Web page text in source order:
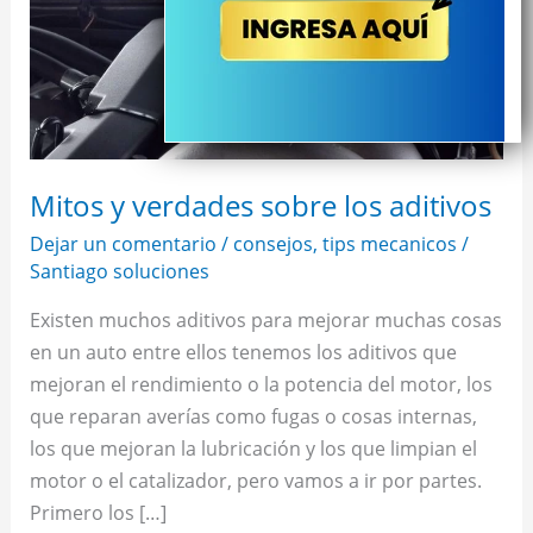
Mitos y verdades sobre los aditivos
Dejar un comentario / consejos,tips mecanicos /
Santiago soluciones
Existen muchos aditivos para mejorar muchas cosas
en un auto entre ellos tenemos los aditivos que
mejoran el rendimiento o la potencia del motor, los
que reparan averías como fugas o cosas internas,
los que mejoran la lubricación y los que limpian el
motor o el catalizador, pero vamos a ir por partes.
Primero los […]
los
aditivos